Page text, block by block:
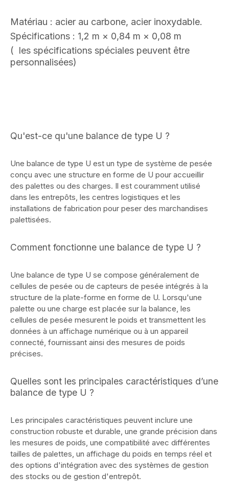
Matériau : acier au carbone, acier inoxydable.
Spécifications : 1,2 m × 0,84 m × 0,08 m
( les spécifications spéciales peuvent être
personnalisées)
Qu'est-ce qu'une balance de type U ?
Une balance de type U est un type de système de pesée
conçu avec une structure en forme de U pour accueillir
des palettes ou des charges. Il est couramment utilisé
dans les entrepôts, les centres logistiques et les
installations de fabrication pour peser des marchandises
palettisées.
Comment fonctionne une balance de type U ?
Une balance de type U se compose généralement de
cellules de pesée ou de capteurs de pesée intégrés à la
structure de la plate-forme en forme de U. Lorsqu'une
palette ou une charge est placée sur la balance, les
cellules de pesée mesurent le poids et transmettent les
données à un affichage numérique ou à un appareil
connecté, fournissant ainsi des mesures de poids
précises.
Quelles sont les principales caractéristiques d’une
balance de type U ?
Les principales caractéristiques peuvent inclure une
construction robuste et durable, une grande précision dans
les mesures de poids, une compatibilité avec différentes
tailles de palettes, un affichage du poids en temps réel et
des options d'intégration avec des systèmes de gestion
des stocks ou de gestion d'entrepôt.